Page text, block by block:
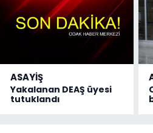
ASAYİŞ
Yakalanan DEAŞ üyesi
tutuklandı